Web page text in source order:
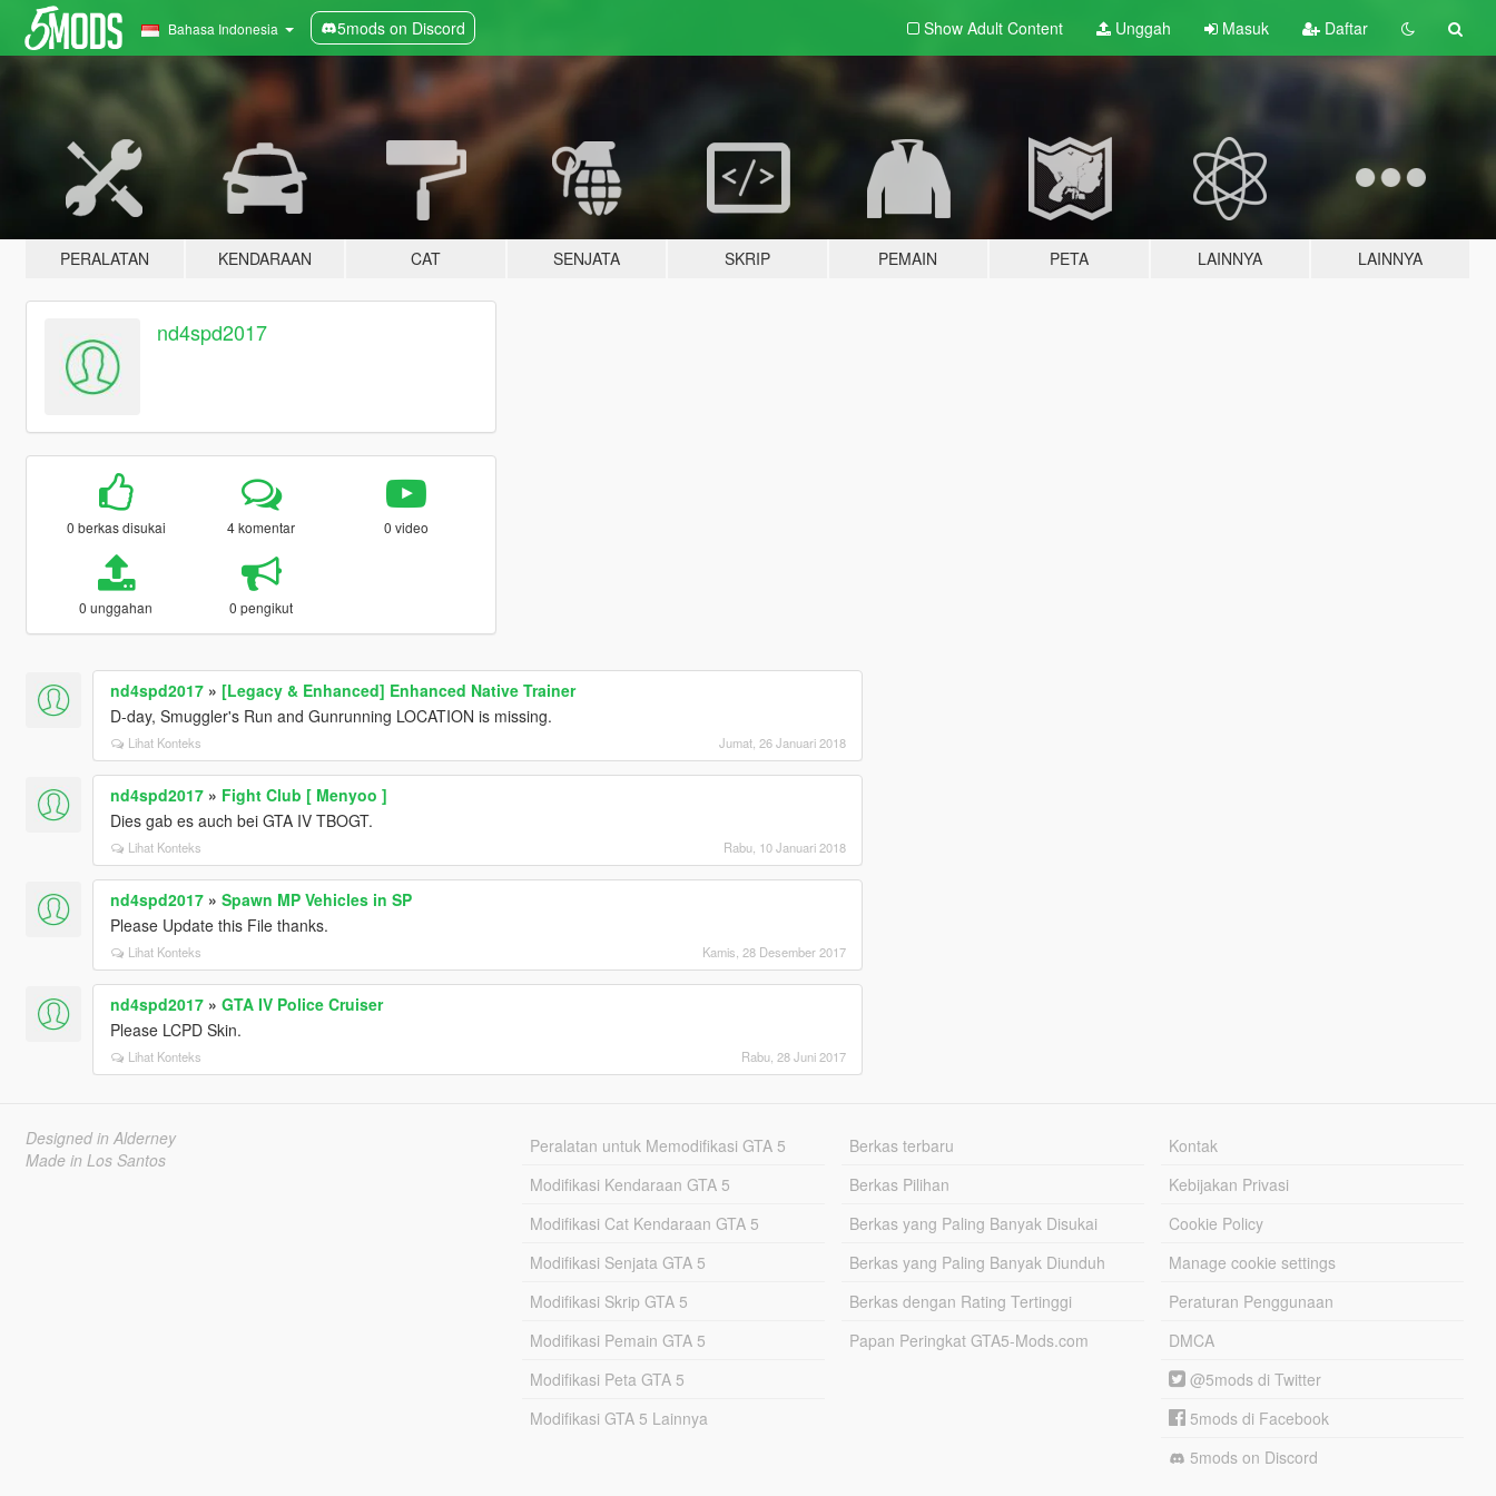
Bahasa Indonesia 5mods on Discord Show Adult Content Unggah Masuk Daftar
PERALATAN KENDARAAN CAT SENJATA SKRIP PEMAIN PETA LAINNYA LAINNYA
nd4spd2017
0 berkas disukai 4 komentar 0 video
0 unggahan 0 pengikut
nd4spd2017» [Legacy & Enhanced] Enhanced Native Trainer
D-day, Smuggler's Run and Gunrunning LOCATION is missing.
Lihat Konteks Jumat, 26 Januari 2018
nd4spd2017» Fight Club [ Menyoo ]
Dies gab es auch bei GTA IV TBOGT.
Lihat Konteks Rabu, 10 Januari 2018
nd4spd2017» Spawn MP Vehicles in SP
Please Update this File thanks.
Lihat Konteks Kamis, 28 Desember 2017
nd4spd2017» GTA IV Police Cruiser
Please LCPD Skin.
Lihat Konteks Rabu, 28 Juni 2017
Designed in Alderney
Made in Los Santos
Peralatan untuk Memodifikasi GTA 5
Modifikasi Kendaraan GTA 5
Modifikasi Cat Kendaraan GTA 5
Modifikasi Senjata GTA 5
Modifikasi Skrip GTA 5
Modifikasi Pemain GTA 5
Modifikasi Peta GTA 5
Modifikasi GTA 5 Lainnya
Berkas terbaru
Berkas Pilihan
Berkas yang Paling Banyak Disukai
Berkas yang Paling Banyak Diunduh
Berkas dengan Rating Tertinggi
Papan Peringkat GTA5-Mods.com
Kontak
Kebijakan Privasi
Cookie Policy
Manage cookie settings
Peraturan Penggunaan
DMCA
@5mods di Twitter
5mods di Facebook
5mods on Discord